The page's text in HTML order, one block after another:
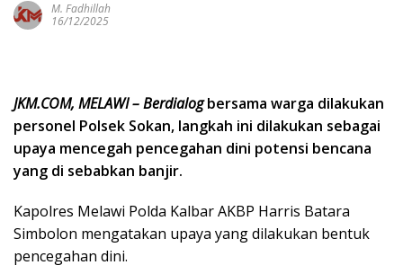
M. Fadhillah
16/12/2025
JKM.COM, MELAWI – Berdialogbersama warga dilakukan
personel Polsek Sokan, langkah ini dilakukan sebagai
upaya mencegah pencegahan dini potensi bencana
yang di sebabkan banjir.
Kapolres Melawi Polda Kalbar AKBP Harris Batara
Simbolon mengatakan upaya yang dilakukan bentuk
pencegahan dini.